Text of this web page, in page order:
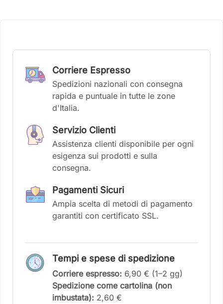
Corriere Espresso
Spedizioni nazionali con consegna
rapida e puntuale in tutte le zone
d'Italia.
Servizio Clienti
Assistenza clienti disponibile per ogni
esigenza sui prodotti e sulla
consegna.
Pagamenti Sicuri
Ampia scelta di metodi di pagamento
garantiti con certificato SSL.
Tempi e spese di spedizione
Corriere espresso: 6,90 € (1–2 gg)
Spedizione come cartolina (non
imbustata): 2,60 €